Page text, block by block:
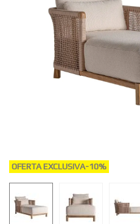
OFERTA EXCLUSIVA-10%